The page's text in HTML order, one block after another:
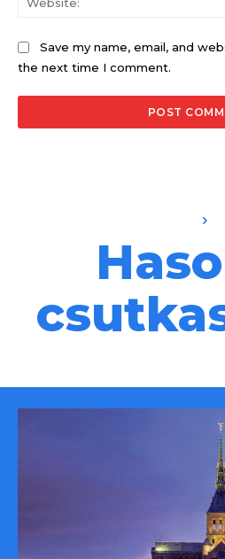
Save my name, email, and
the next time I comment.